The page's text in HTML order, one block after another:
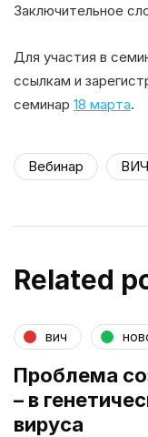
Заключительное
Для участия в
ссылкам и
семинар 18 марта.
Вебинар ВИЧ
Related
вич
Проблема
– в
вируса